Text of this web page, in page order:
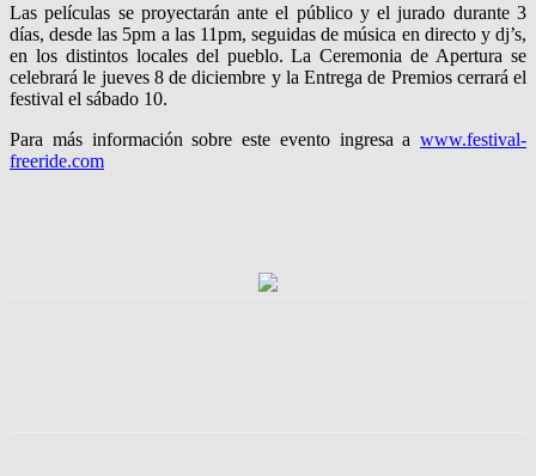
Las películas se proyectarán ante el público y el jurado durante 3
días, desde las 5pm a las 11pm, seguidas de música en directo y dj’s,
en los distintos locales del pueblo. La Ceremonia de Apertura se
celebrará le jueves 8 de diciembre y la Entrega de Premios cerrará el
festival el sábado 10.
Para más información sobre este evento ingresa a www.festival-
freeride.com